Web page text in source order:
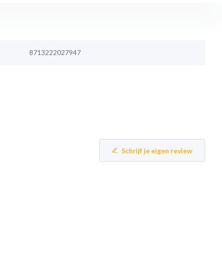
8713222027947
Schrijf je eigen review